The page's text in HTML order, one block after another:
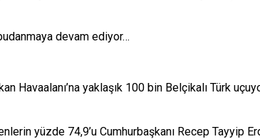
devam ediyor…
Havaalanı’na yaklaşık 100 bin Belçikalı Türk
yüzde 74,9’u Cumhurbaşkanı Recep Tayyip